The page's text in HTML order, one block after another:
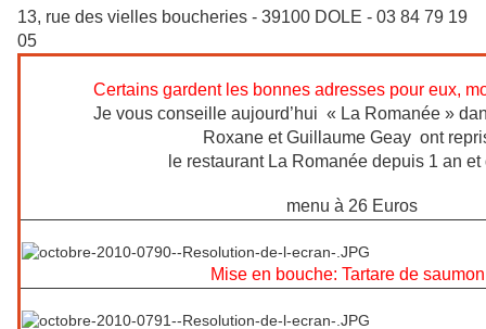
13, rue des vielles boucheries - 39100 DOLE - 03 84 79 19
05
Certains gardent les bonnes adresses pour eux,
Je vous conseille aujourd’hui « La Romanée »
Roxane et Guillaume Geay ont
le restaurant La Romanée depuis 1 an et
menu à 26 Euros
Mise en bouche: Tartare de saumon